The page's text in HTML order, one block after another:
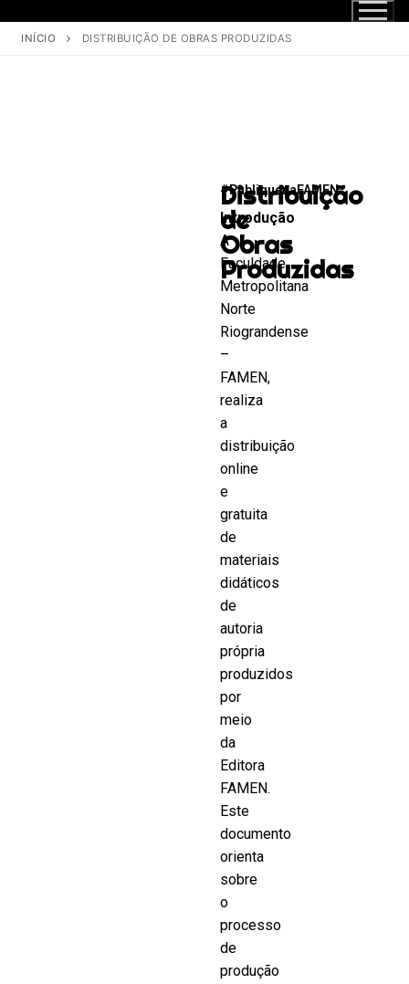
INÍCIO DISTRIBUIÇÃO DE OBRAS PRODUZIDAS
#PubliquenaFAMEN
Distribuição
de
Obras
Produzidas
1.
Introdução
A
Faculdade
Metropolitana
Norte
Riograndense
–
FAMEN,
realiza
a
distribuição
online
e
gratuita
de
materiais
didáticos
de
autoria
própria
produzidos
por
meio
da
Editora
FAMEN.
Este
documento
orienta
sobre
o
processo
de
produção